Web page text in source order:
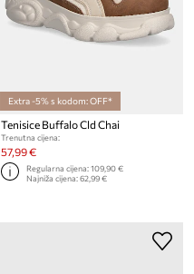
Extra -5% s kodom: OFF*
Tenisice Buffalo Cld Chai
Trenutna cijena:
57,99 €
Regularna cijena:109,90 €
Najniža cijena:62,99 €